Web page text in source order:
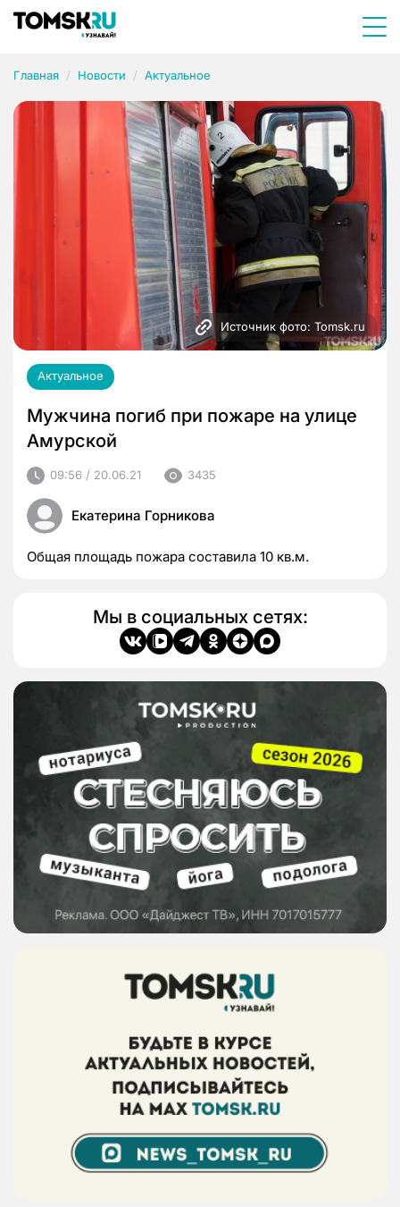
Главная Новости Актуальное
Источник фото: Tomsk.ru
Актуальное
Мужчина погиб при пожаре на улице
Амурской
09:56 / 20.06.21 3435
Екатерина Горникова
Общая площадь пожара составила 10 кв.м.
Мы в социальных сетях: